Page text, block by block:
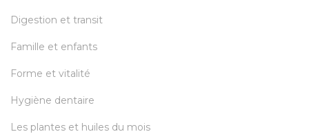
Digestion et transit
Famille et enfants
Forme et vitalité
Hygiène dentaire
Les plantes et huiles du mois